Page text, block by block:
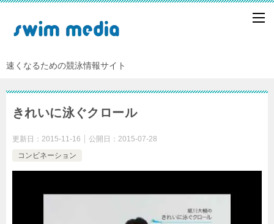
速くなるための競泳情報サイト
きれいに泳ぐクロール
更新日： 2015-11-16 公開日： 2015-07-28
コンビネーション